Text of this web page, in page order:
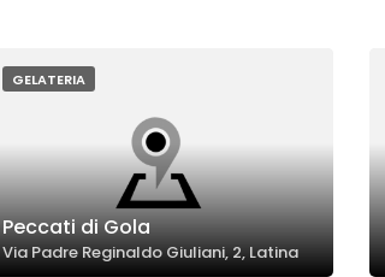
GELATERIA
Peccati di Gola
Via Padre Reginaldo Giuliani, 2, Latina